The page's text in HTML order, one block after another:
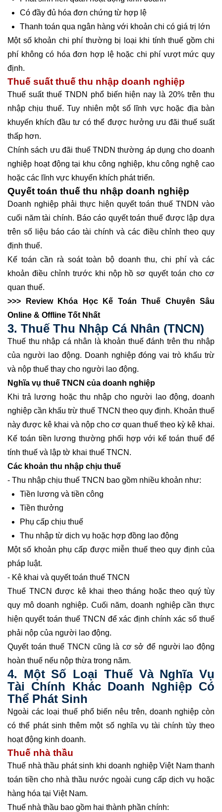
Có đầy đủ hóa đơn chứng từ hợp lệ
Thanh toán qua ngân hàng với khoản chi có giá trị lớn
Một số khoản chi phí thường bị loại khi tính thuế gồm chi
phí không có hóa đơn hợp lệ hoặc chi phí vượt mức quy
định.
Thuế suất thuế thu nhập doanh nghiệp
Thuế suất thuế TNDN phổ biến hiện nay là 20% trên thu
nhập chịu thuế. Tuy nhiên một số lĩnh vực hoặc địa bàn
khuyến khích đầu tư có thể được hưởng ưu đãi thuế suất
thấp hơn.
Chính sách ưu đãi thuế TNDN thường áp dụng cho doanh
nghiệp hoạt động tại khu công nghiệp, khu công nghệ cao
hoặc các lĩnh vực khuyến khích phát triển.
Quyết toán thuế thu nhập doanh nghiệp
Doanh nghiệp phải thực hiện quyết toán thuế TNDN vào
cuối năm tài chính. Báo cáo quyết toán thuế được lập dựa
trên số liệu báo cáo tài chính và các điều chỉnh theo quy
định thuế.
Kế toán cần rà soát toàn bộ doanh thu, chi phí và các
khoản điều chỉnh trước khi nộp hồ sơ quyết toán cho cơ
quan thuế.
>>> Review
Khóa Học Kế Toán Thuế Chuyên Sâu
Online & Offline Tốt Nhất
3. Thuế Thu Nhập Cá Nhân (TNCN)
Thuế thu nhập cá nhân là khoản thuế đánh trên thu nhập
của người lao động. Doanh nghiệp đóng vai trò khấu trừ
và nộp thuế thay cho người lao động.
Nghĩa vụ thuế TNCN của doanh nghiệp
Khi trả lương hoặc thu nhập cho người lao động, doanh
nghiệp cần khấu trừ thuế TNCN theo quy định. Khoản thuế
này được kê khai và nộp cho cơ quan thuế theo kỳ kê khai.
Kế toán tiền lương thường phối hợp với kế toán thuế để
tính thuế và lập tờ khai thuế TNCN.
Các khoản thu nhập chịu thuế
- Thu nhập chịu thuế TNCN bao gồm nhiều khoản như:
Tiền lương và tiền công
Tiền thưởng
Phụ cấp chịu thuế
Thu nhập từ dịch vụ hoặc hợp đồng lao động
Một số khoản phụ cấp được miễn thuế theo quy định của
pháp luật.
- Kê khai và quyết toán thuế TNCN
Thuế TNCN được kê khai theo tháng hoặc theo quý tùy
quy mô doanh nghiệp. Cuối năm, doanh nghiệp cần thực
hiện quyết toán thuế TNCN để xác định chính xác số thuế
phải nộp của người lao động.
Quyết toán thuế TNCN cũng là cơ sở để người lao động
hoàn thuế nếu nộp thừa trong năm.
4. Một Số Loại Thuế Và Nghĩa Vụ
Tài Chính Khác Doanh Nghiệp Có
Thể Phát Sinh
Ngoài các loại thuế phổ biến nêu trên, doanh nghiệp còn
có thể phát sinh thêm một số nghĩa vụ tài chính tùy theo
hoạt động kinh doanh.
Thuế nhà thầu
Thuế nhà thầu phát sinh khi doanh nghiệp Việt Nam thanh
toán tiền cho nhà thầu nước ngoài cung cấp dịch vụ hoặc
hàng hóa tại Việt Nam.
Thuế nhà thầu bao gồm hai thành phần chính: